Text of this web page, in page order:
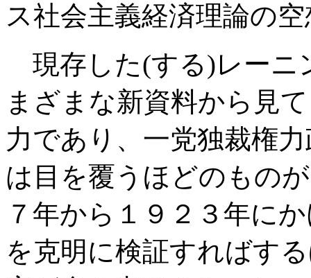
ス社会主義経済理論の
現存した(する)レーニ
まざまな新資料から見
力であり、一党独裁権
は目を覆うほどのもの
７年から１９２３年に
を克明に検証すればす